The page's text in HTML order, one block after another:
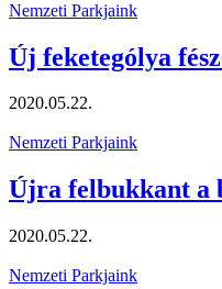
Nemzeti Parkjaink
Új feketególya
2020.05.22.
Nemzeti Parkjaink
Újra felbukkant a
2020.05.22.
Nemzeti Parkjaink